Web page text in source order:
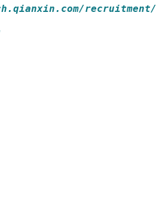
recruitment/